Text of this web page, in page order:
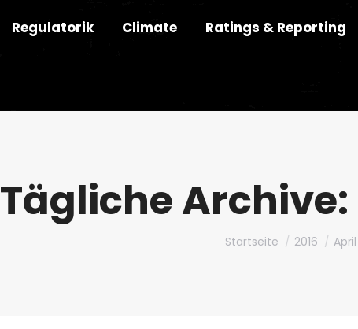
Regulatorik Climate Ratings & Reporting
Tägliche Archive:
Du bist hier:
Startseite 2016 April